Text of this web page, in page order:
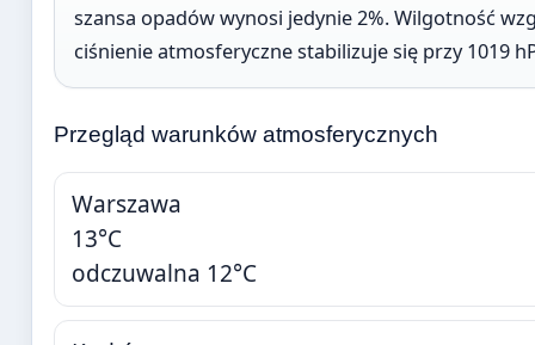
szansa opadów wynosi jedynie 2%. Wilgotność
ciśnienie atmosferyczne stabilizuje się przy 1019
Przegląd warunków atmosferycznych
Warszawa
13°C
odczuwalna 12°C